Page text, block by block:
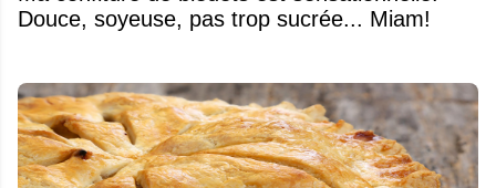
Douce, soyeuse, pas trop sucrée... Miam!